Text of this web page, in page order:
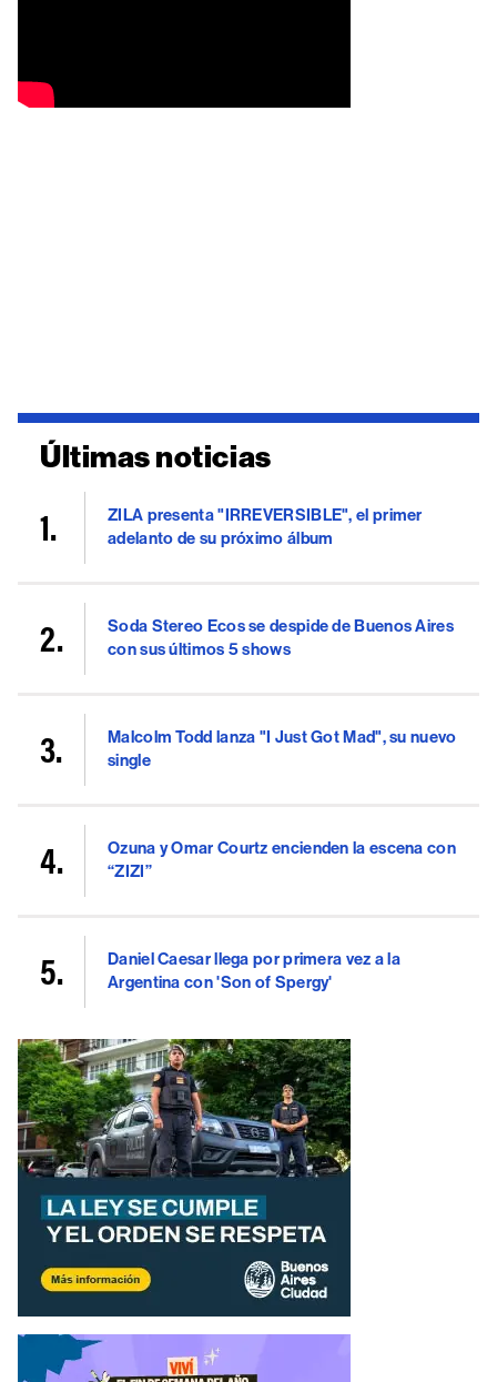
Últimas noticias
ZILA presenta "IRREVERSIBLE", el primer
adelanto de su próximo álbum
Soda Stereo Ecos se despide de Buenos Aires
con sus últimos 5 shows
Malcolm Todd lanza "I Just Got Mad", su nuevo
single
Ozuna y Omar Courtz encienden la escena con
“ZIZI”
Daniel Caesar llega por primera vez a la
Argentina con 'Son of Spergy'